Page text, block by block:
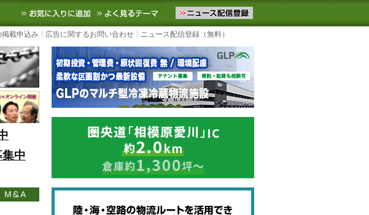
内外の最新の物流ニュースをお届けします。物流ニュースメール配信を登録す
お気に入りに追加 よく見るテーマ
載申込み 広告に関するお問い合わせ ニュース配信登録（無料）
中